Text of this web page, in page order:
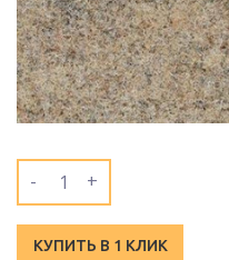
- +
КУПИТЬ В 1 КЛИК